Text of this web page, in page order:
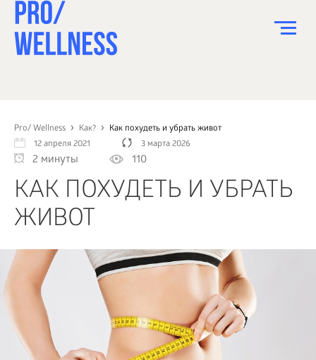
Pro/ Wellness Как?
Как похудеть и убрать живот
12 апреля 2021
3 марта 2026
2 минуты 110
КАК ПОХУДЕТЬ И УБРАТЬ
ЖИВОТ
СПОРТ
ЗДОРОВЬЕ
КРАСОТА
ПСИХОЛОГИЯ
ДОМ
КАК?
БИЗНЕС